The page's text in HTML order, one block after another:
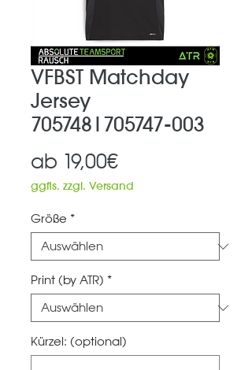
VFBST Matchday
Jersey
705748|705747-003
ab 19,00€Sale-
Preis
ggfls. zzgl. Versand
Größe *
Print (by ATR) *
Kürzel: (optional)